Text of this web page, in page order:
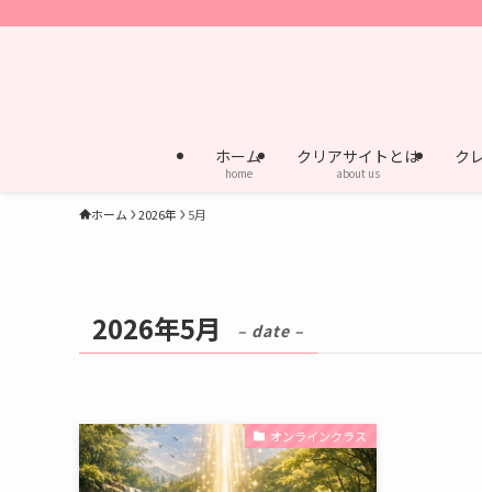
ホーム
home
クリアサイトとは
about us
ク
ホーム 2026年 5月
2026年5月 – date –
オンラインクラス